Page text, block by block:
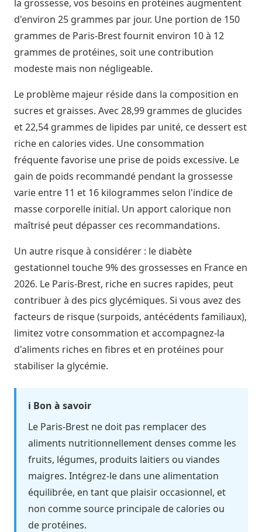
la grossesse, vos besoins en protéines augmentent
d'environ 25 grammes par jour. Une portion de 150
grammes de Paris-Brest fournit environ 10 à 12
grammes de protéines, soit une contribution
modeste mais non négligeable.
Le problème majeur réside dans la composition en
sucres et graisses. Avec 28,99 grammes de glucides
et 22,54 grammes de lipides par unité, ce dessert est
riche en calories vides. Une consommation
fréquente favorise une prise de poids excessive. Le
gain de poids recommandé pendant la grossesse
varie entre 11 et 16 kilogrammes selon l'indice de
masse corporelle initial. Un apport calorique non
maîtrisé peut dépasser ces recommandations.
Un autre risque à considérer : le diabète
gestationnel touche 9% des grossesses en France en
2026. Le Paris-Brest, riche en sucres rapides, peut
contribuer à des pics glycémiques. Si vous avez des
facteurs de risque (surpoids, antécédents familiaux),
limitez votre consommation et accompagnez-la
d'aliments riches en fibres et en protéines pour
stabiliser la glycémie.
ℹ️ Bon à savoir
Le Paris-Brest ne doit pas remplacer des
aliments nutritionnellement denses comme les
fruits, légumes, produits laitiers ou viandes
maigres. Intégrez-le dans une alimentation
équilibrée, en tant que plaisir occasionnel, et
non comme source principale de calories ou
de protéines.